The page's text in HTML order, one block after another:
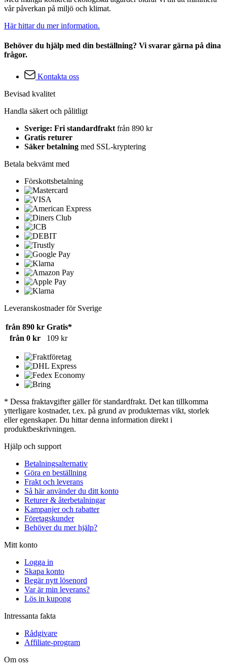
vår påverkan på miljö och klimat.
Här hittar du mer information.
Behöver du hjälp med din beställning? Vi svarar gärna på dina
frågor.
Kontakta oss
Bevisad kvalitet
Handla säkert och pålitligt
Sverige: Fri standardfrakt från 890 kr
Gratis returer
Säker betalning med SSL-kryptering
Betala bekvämt med
Förskottsbetalning
Leveranskostnader för Sverige
från 890 kr Gratis*
från 0 kr
109 kr
* Dessa fraktavgifter gäller för standardfrakt. Det kan tillkomma
ytterligare kostnader, t.ex. på grund av produkternas vikt, storlek
eller egenskaper. Du hittar denna information direkt i
produktbeskrivningen.
Hjälp och support
Betalningsalternativ
Göra en beställning
Frakt och leverans
Så här använder du ditt konto
Returer & återbetalningar
Kampanjer och rabatter
Företagskunder
Behöver du mer hjälp?
Mitt konto
Logga in
Skapa konto
Begär nytt lösenord
Var är min leverans?
Lös in kupong
Intressanta fakta
Rådgivare
Affiliate-program
Om oss